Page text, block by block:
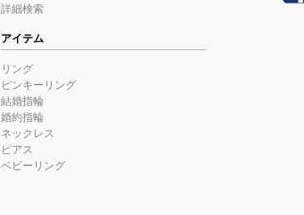
詳細検索
アイテム
リング
ピンキーリング
結婚指輪
婚約指輪
ネックレス
ピアス
ベビーリング